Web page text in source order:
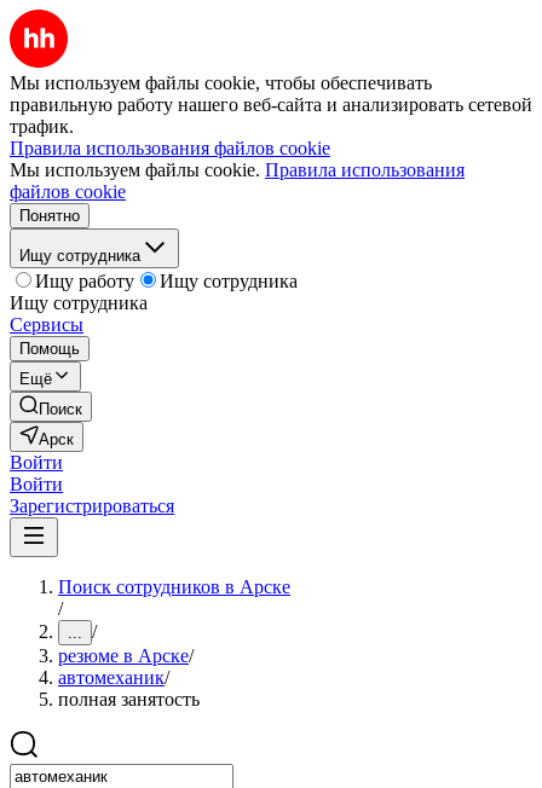
Мы используем файлы cookie, чтобы обеспечивать
правильную работу нашего веб-сайта и анализировать сетевой
трафик.
Правила использования файлов cookie
Мы используем файлы cookie. Правила использования
файлов cookie
Понятно
Ищу сотрудника
Ищу работу
Ищу сотрудника
Ищу сотрудника
Сервисы
Помощь
Ещё
Поиск
Арск
Войти
Войти
Зарегистрироваться
Поиск сотрудников в Арске
/
... /
резюме в Арске/
автомеханик/
полная занятость